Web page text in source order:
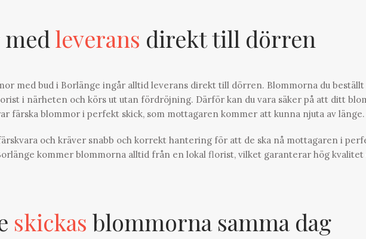
leverans direkt till dörren
med bud i Borlänge ingår alltid leverans direkt till dörren. Blommorna du beställt
i närheten och körs ut utan fördröjning. Därför kan du vara säker på att ditt
färska blommor i perfekt skick, som mottagaren kommer att kunna njuta av länge.
och kräver snabb och korrekt hantering för att de ska nå mottagaren i
kommer blommorna alltid från en lokal florist, vilket garanterar hög kvalitet
skickas blommorna samma dag